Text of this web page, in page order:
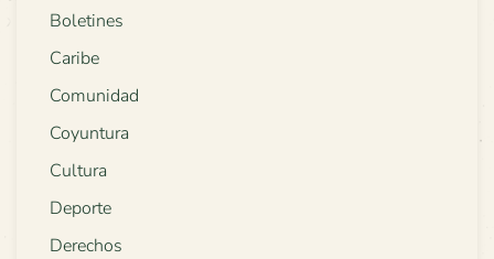
Boletines
Caribe
Comunidad
Coyuntura
Cultura
Deporte
Derechos